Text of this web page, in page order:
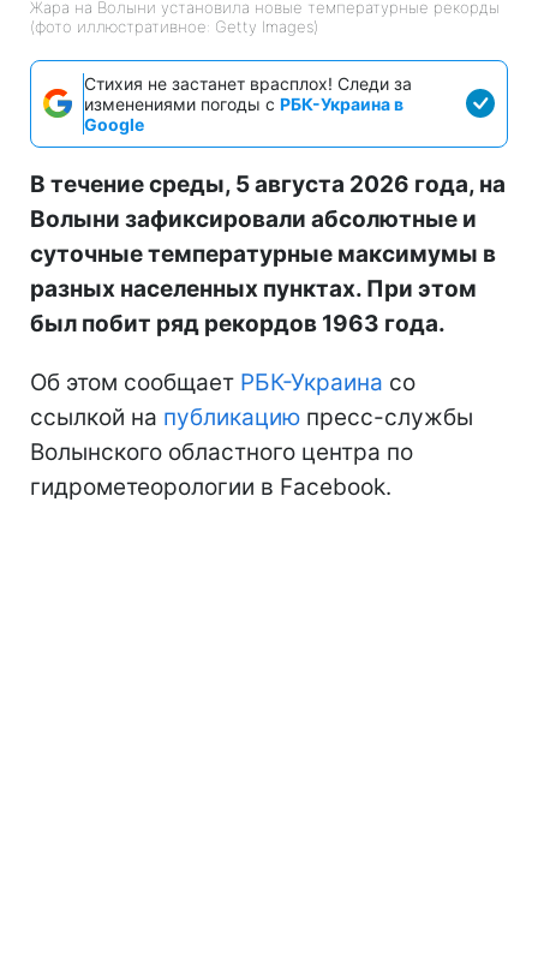
Жара на Волыни установила новые температурные рекорды
(фото иллюстративное: Getty Images)
Стихия не застанет врасплох! Следи за
изменениями погоды с РБК-Украина в
Google
В течение среды, 5 августа 2026 года, на
Волыни зафиксировали абсолютные и
суточные температурные максимумы в
разных населенных пунктах. При этом
был побит ряд рекордов 1963 года.
Об этом сообщает РБК-Украина со
ссылкой на публикацию пресс-службы
Волынского областного центра по
гидрометеорологии в Facebook.